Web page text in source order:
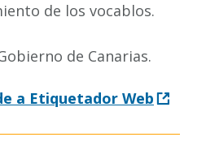
de los vocablos.
de Canarias.
a Etiquetador Web